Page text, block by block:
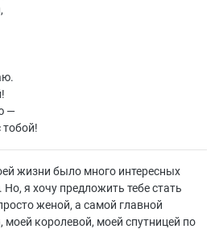
—
жизни было много интересных
я хочу предложить тебе стать
женой, а самой главной
королевой, моей спутницей по